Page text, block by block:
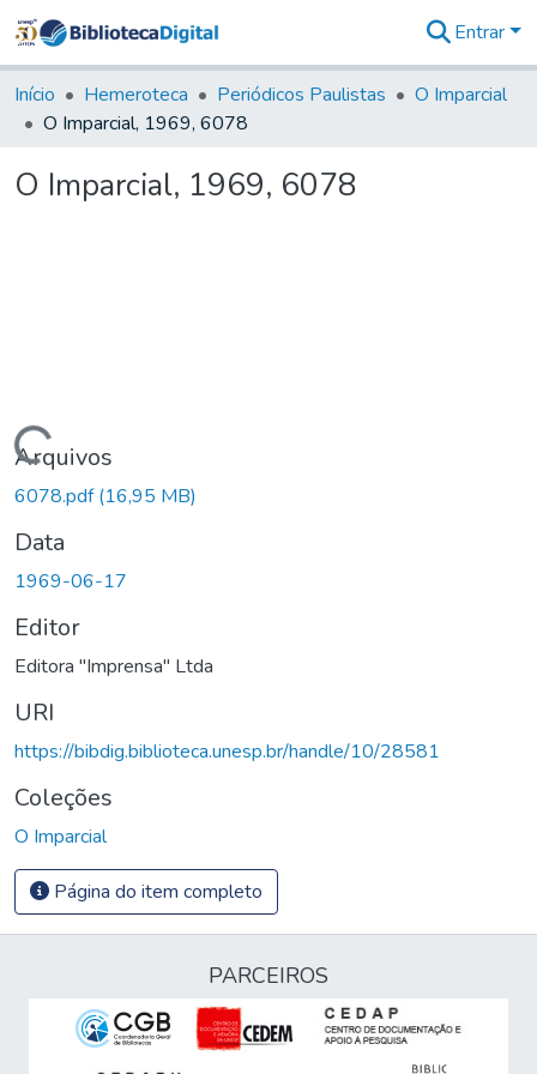
&
Coleções
Tudo na
Digital
Entrar
Início Hemeroteca Periódicos Paulistas
O Imparcial
O Imparcial, 1969, 6078
O Imparcial, 1969, 6078
Carregando...
Arquivos
6078.pdf(16,95 MB)
Data
1969-06-17
Editor
Editora "Imprensa" Ltda
URI
https://bibdig.biblioteca.unesp.br/handle/10/28581
Coleções
O Imparcial
Página do item completo
PARCEIROS